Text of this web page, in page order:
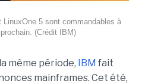
LinuxOne 5 sont commandables à
(Crédit IBM)
même période, IBM fait
mainframes. Cet été,